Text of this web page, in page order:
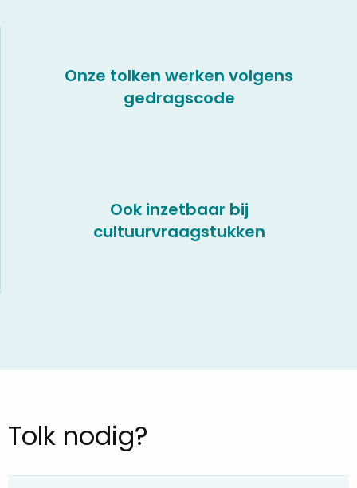
Onze tolken werken volgens
gedragscode
Ook inzetbaar bij
cultuurvraagstukken
Tolk nodig?